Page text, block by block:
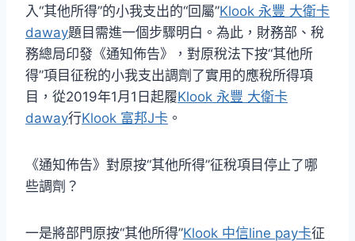
入“其他所得”的小我支出的“回屬”Klook 永豐 大衛卡
daway題目需進一個步驟明白。為此，財務部、稅
務總局印發《通知佈告》，對原稅法下按“其他所
得”項目征稅的小我支出調劑了實用的應稅所得項
目，從2019年1月1日起履Klook 永豐 大衛卡
daway行Klook 富邦J卡 。
《通知佈告》對原按“其他所得”征稅項目停止了哪
些調劑？
一是將部門原按“其他所得”Klook 中信line pay卡征